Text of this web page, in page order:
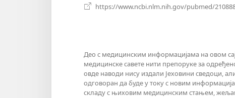
https://www.ncbi.nlm.nih.gov/pubmed/
Део с медицинским информацијама на овом
медицинске савете нити препоруке за
овде наводи нису издали Јеховини сведоци,
одговоран да буде у току с новим
складу с њиховим медицинским стањем,